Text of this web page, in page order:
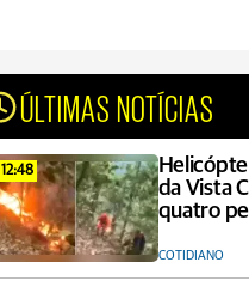
ÚLTIMAS NOTÍCIAS
12:48
da Vista
quatro
COTIDIANO